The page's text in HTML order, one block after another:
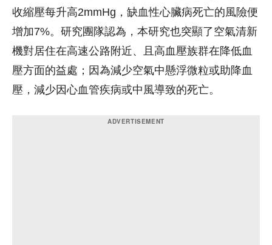
收縮壓每升高2mmHg，缺血性心臟病死亡的風險便
增加7%。研究團隊認為，本研究也突顯了空氣清新
機對居住在高速公路附近、且高血壓族群在降低血
壓方面的益處；因為減少空氣中懸浮微粒或助降血
壓，減少因心血管疾病或中風導致的死亡。